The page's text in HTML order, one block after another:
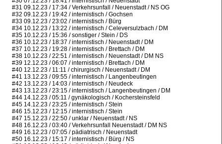
#31 09.12.23 / 17:34 / Verkehrsunfall / Neuenstadt / NS OG
#32 09.12.23 / 19:42 / internistisch / Gochsen
#33 09.12.23 / 23:02 / internistisch / Bürg
#34 10.12.23 / 13:22 / internistisch / Celeversulzbach / DM
#35 10.12.23 / 15:36 / sonstiger / Stein / DS
#36 10.12.23 / 18:37 / internistisch / Neuenstadt / DM
#37 10.12.23 / 19:28 / internistisch / Brettach / DM
#38 10.12.23 / 22:51 / internistisch / Neuenstadt / DM NS
#39 12.12.23 / 06:07 / internistisch / Brettach / DM
#40 12.12.23 / 11:11 / chirurgisch / Neuenstadt / DM
#41 13.12.23 / 09:55 / internistisch / Langenbeutingen
#42 13.12.23 / 14:03 / internistisch / Neudeck
#43 13.12.23 / 23:15 / internistisch / Langenbeutingen / DM
#44 14.12.23 / 05:11 / gynäkologisch / Kochersteinsfeld
#45 14.12.23 / 23:25 / internistisch / Stein
#46 15.12.23 / 12:15 / internistisch / Stein
#47 15.12.23 / 22:50 / unklar / Neuenstadt / NS
#48 16.12.23 / 03:40 / Verkehrsunfall Neuenstadt / DM NS
#49 16.12.23 / 07:05 / pädiatrisch / Neuenstadt
#50 16.12.23 / 15:17 / internistisch / Bürg / NS